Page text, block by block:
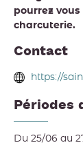
pourrez
charcuterie.
Contact
https://
Périodes
Du 25/06 au